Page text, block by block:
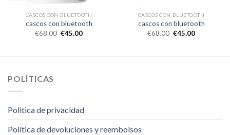
CASCOS CON BLUETOOTH
cascos con bluetooth
€68.00 €45.00
CASCOS CON BLUETOOTH
cascos con bluetooth
€68.00 €45.00
POLÍTICAS
Politica de privacidad
Política de devoluciones y reembolsos